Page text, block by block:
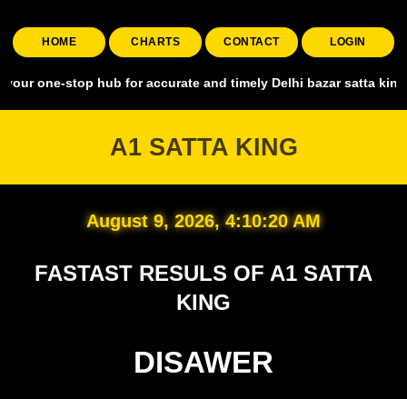
HOME CHARTS CONTACT LOGIN
hub for accurate and timely Delhi bazar satta king,
A1 SATTA KING
August 9, 2026, 4:10:21 AM
FASTAST RESULS OF A1 SATTA
KING
DISAWER